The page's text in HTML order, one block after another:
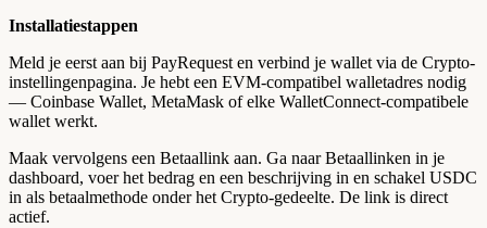
Installatiestappen
Meld je eerst aan bij PayRequest en verbind je wallet via de Crypto-
instellingenpagina. Je hebt een EVM-compatibel walletadres nodig
— Coinbase Wallet, MetaMask of elke WalletConnect-compatibele
wallet werkt.
Maak vervolgens een Betaallink aan. Ga naar Betaallinken in je
dashboard, voer het bedrag en een beschrijving in en schakel USDC
in als betaalmethode onder het Crypto-gedeelte. De link is direct
actief.